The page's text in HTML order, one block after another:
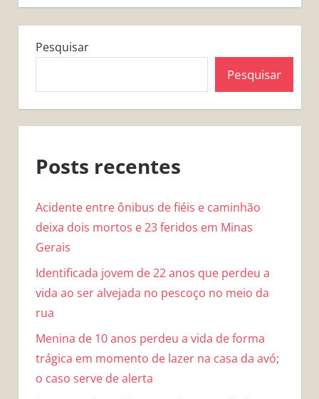
Pesquisar
Pesquisar
Posts recentes
Acidente entre ônibus de fiéis e caminhão
deixa dois mortos e 23 feridos em Minas
Gerais
Identificada jovem de 22 anos que perdeu a
vida ao ser alvejada no pescoço no meio da
rua
Menina de 10 anos perdeu a vida de forma
trágica em momento de lazer na casa da avó;
o caso serve de alerta